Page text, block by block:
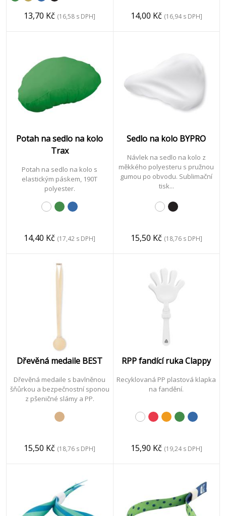
Obaly
Vánoce
zima
předměty
výstavní
13,70 Kč (16,58 s DPH] 14,00 Kč (16,94 s DPH]
Potah na sedlo na kolo
Trax
Potah na sedlo na kolo s
elastickým páskem, 190T
polyester.
14,40 Kč (17,42 s DPH]
Sedlo na kolo BYPRO
Návlek na sedlo na kolo z
měkkého polyesteru s pružnou
gumou po obvodu. Sublimační
tisk...
15,50 Kč (18,76 s DPH]
Dřevěná medaile BEST
Dřevěná medaile s bavlněnou
šňůrkou a bezpečnostní sponou
z pšeničné slámy a PP.
15,50 Kč (18,76 s DPH]
RPP fandící ruka Clappy
Recyklovaná PP plastová klapka
na fandění.
15,90 Kč (19,24 s DPH]